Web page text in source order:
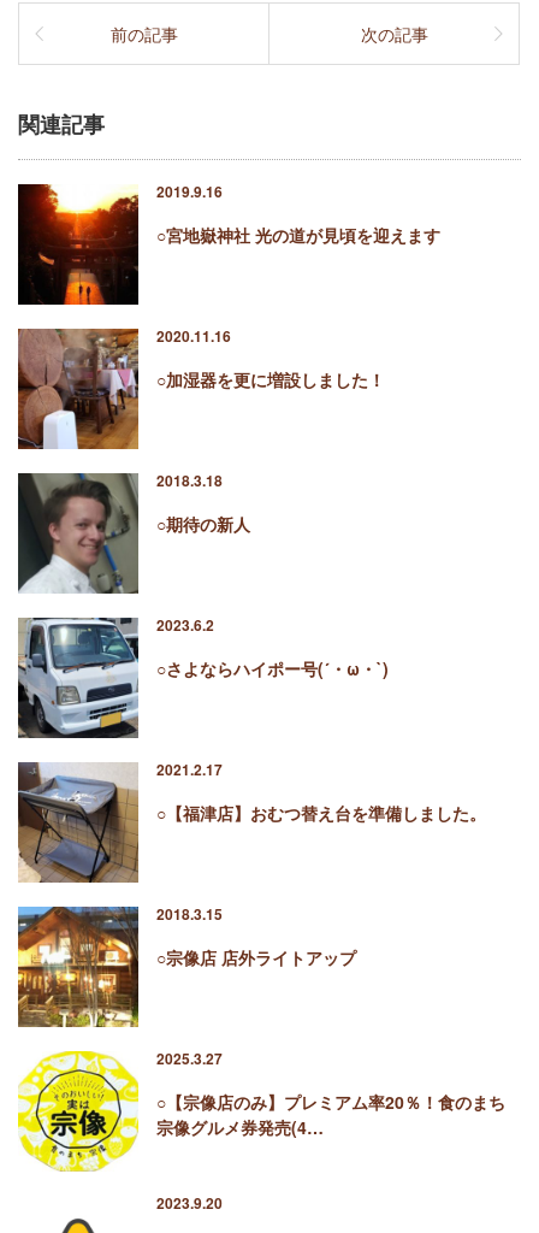
前の記事 次の記事
関連記事
2019.9.16
○宮地嶽神社 光の道が見頃を迎えます
2020.11.16
○加湿器を更に増設しました！
2018.3.18
○期待の新人
2023.6.2
○さよならハイポー号(´・ω・`)
2021.2.17
○【福津店】おむつ替え台を準備しました。
2018.3.15
○宗像店 店外ライトアップ
2025.3.27
○【宗像店のみ】プレミアム率20％！食のまち
宗像グルメ券発売(4…
2023.9.20